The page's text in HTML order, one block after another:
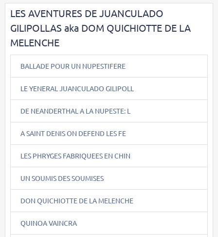
LES AVENTURES DE JUANCULADO
GILIPOLLAS aka DOM QUICHIOTTE DE LA
MELENCHE
BALLADE POUR UN NUPESTIFERE
LE YENERAL JUANCULADO GILIPOLL
DE NEANDERTHAL A LA NUPESTE: L
A SAINT DENIS ON DEFEND LES FE
LES PHRYGES FABRIQUEES EN CHIN
UN SOUMIS DES SOUMISES
DON QUICHIOTTE DE LA MELENCHE
QUINOA VAINCRA